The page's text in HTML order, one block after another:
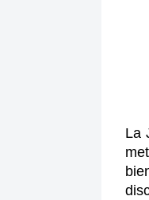
La